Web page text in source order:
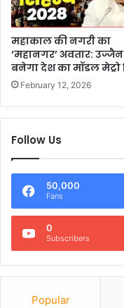
महाकाल की नगरी का
‘महानगर’ अवतार: उज्जैन
बनेगा देश का मॉडल मेट्रो
February 12, 2026
Follow Us
50,000
Fans
0
Subscribers
Popular